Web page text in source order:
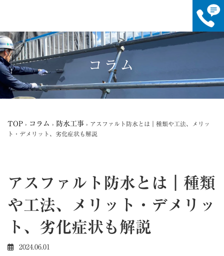
コ
ン
テ
ン
ツ
ス
ナ
ビ
ゲ
ー
シ
ン
コラム
TOP › コラム › 防水工事 › アスファルト防水とは｜種類や工法、メリッ
ト・デメリット、劣化症状も解説
アスファルト防水とは｜種類
や工法、メリット・デメリッ
ト、劣化症状も解説
2024.06.01